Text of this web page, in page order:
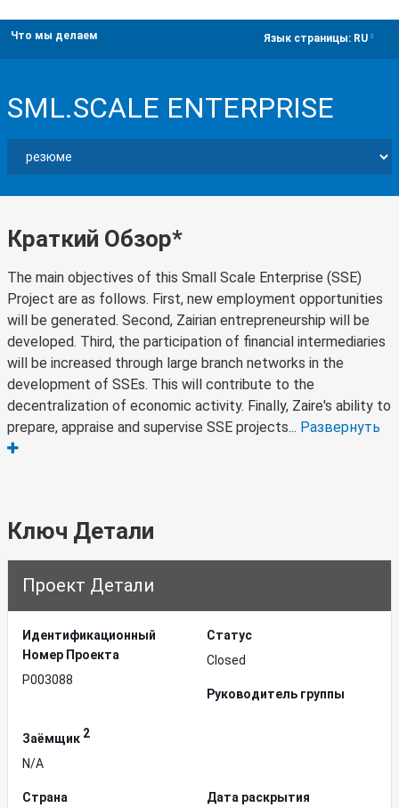
Что мы делаем Язык страницы: RU
SML.SCALE ENTERPRISE
Краткий Обзор*
The main objectives of this Small Scale Enterprise (SSE)
Project are as follows. First, new employment opportunities
will be generated. Second, Zairian entrepreneurship will be
developed. Third, the participation of financial intermediaries
will be increased through large branch networks in the
development of SSEs. This will contribute to the
decentralization of economic activity. Finally, Zaire's ability to
prepare, appraise and supervise SSE projects... Развернуть
Ключ Детали
Проект Детали
Идентификационный
Hомер Проекта
P003088
Статус
Closed
Руководитель группы
Заёмщик 2
N/A
Страна
Дата раскрытия